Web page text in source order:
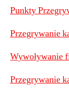
Punkty
Przegrywanie
Wywoływanie
Przegrywanie